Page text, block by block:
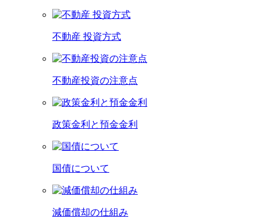
不動産 投資方式
不動産投資の注意点
政策金利と預金金利
国債について
減価償却の仕組み